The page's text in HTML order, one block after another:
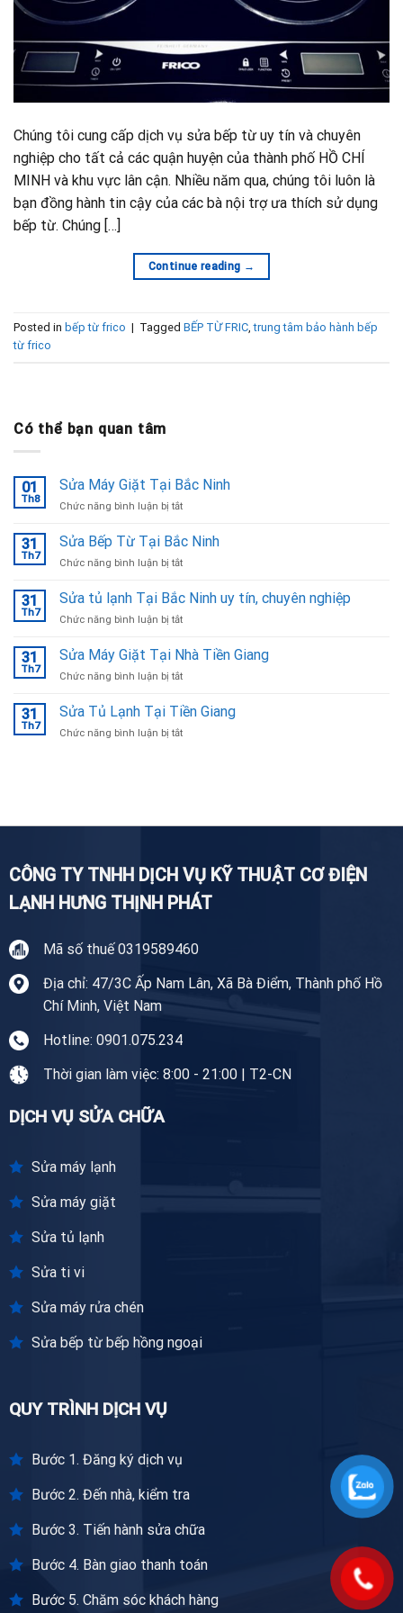
Chúng tôi cung cấp dịch vụ sửa bếp từ uy tín và chuyên
nghiệp cho tất cả các quận huyện của thành phố HỒ CHÍ
MINH và khu vực lân cận. Nhiều năm qua, chúng tôi luôn là
bạn đồng hành tin cậy của các bà nội trợ ưa thích sử dụng
bếp từ. Chúng […]
Continue reading →
Posted in bếp từ frico | Tagged BẾP TỪ FRIC,trung tâm bảo hành bếp
từ frico
Có thể bạn quan tâm
01
Th8
Sửa Máy Giặt Tại Bắc Ninh
Chức năng bình luận bị tắtở
Máy
Tại
Ninh
31
Th7
Sửa Bếp Từ Tại Bắc Ninh
Chức năng bình luận bị tắtở
Bếp
Tại
Ninh
31
Th7
Sửa tủ lạnh Tại Bắc Ninh uy tín, chuyên nghiệp
Chức năng bình luận bị tắtở
tủ
Tại
Ninh
31
Th7
Sửa Máy Giặt Tại Nhà Tiền Giang
Chức năng bình luận bị tắtở
Máy
Giặt
Tại
31
Th7
Sửa Tủ Lạnh Tại Tiền Giang
Chức năng bình luận bị tắtở
Giang
CÔNG TY TNHH DỊCH VỤ KỸ THUẬT CƠ ĐIỆN
LẠNH HƯNG THỊNH PHÁT
Mã số thuế 0319589460
Địa chỉ: 47/3C Ấp Nam Lân, Xã Bà Điểm, Thành phố Hồ
Chí Minh, Việt Nam
Hotline: 0901.075.234
Thời gian làm việc: 8:00 - 21:00 | T2-CN
DỊCH VỤ SỬA CHỮA
Sửa máy lạnh
Sửa máy giặt
Sửa tủ lạnh
Sửa ti vi
Sửa máy rửa chén
Sửa bếp từ bếp hồng ngoại
QUY TRÌNH DỊCH VỤ
Bước 1. Đăng ký dịch vụ
Bước 2. Đến nhà, kiểm tra
Bước 3. Tiến hành sửa chữa
Bước 4. Bàn giao thanh toán
Bước 5. Chăm sóc khách hàng